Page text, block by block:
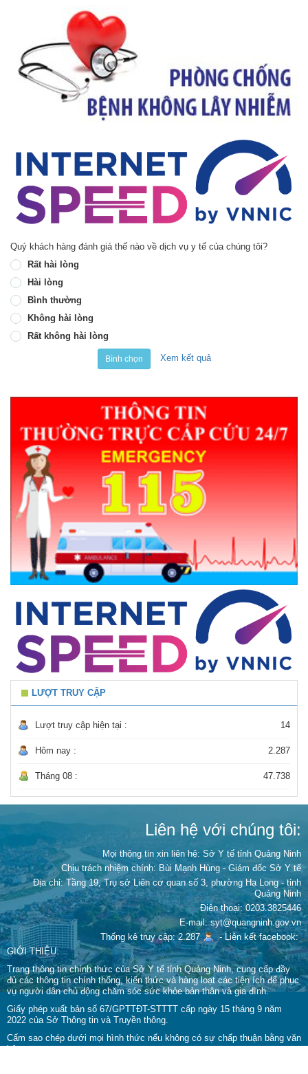
Quý khách hàng đánh giá thế nào về dịch vụ y tế của chúng tôi?
Rất hài lòng
Hài lòng
Bình thường
Không hài lòng
Rất không hài lòng
Bình chọn Xem kết quả
LƯỢT TRUY CẬP
Lượt truy cập hiện tại : 14
Hôm nay : 2.287
Tháng 08 : 47.738
Liên hệ với chúng tôi:
Mọi thông tin xin liên hệ: Sở Y tế tỉnh Quảng Ninh
Chịu trách nhiệm chính: Bùi Mạnh Hùng - Giám đốc Sở Y tế
Địa chỉ: Tầng 19, Trụ sở Liên cơ quan số 3, phường Hạ Long - tỉnh
Quảng Ninh
Điện thoại: 0203.3825446
E-mail: syt@quangninh.gov.vn
Thống kê truy cập: 2.287
-Liên kết facebook:
GIỚI THIỆU:
Trang thông tin chính thức của Sở Y tế tỉnh Quảng Ninh, cung cấp đầy
đủ các thông tin chính thống, kiến thức và hàng loạt các tiện ích để phục
vụ người dân chủ động chăm sóc sức khỏe bản thân và gia đình.
Giấy phép xuất bản số 67/GPTTĐT-STTTT cấp ngày 15 tháng 9 năm
2022 của Sở Thông tin và Truyền thông.
Cấm sao chép dưới mọi hình thức nếu không có sự chấp thuận bằng văn
bản.